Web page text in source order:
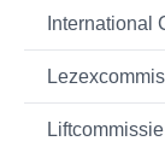
International
Liftcommissie